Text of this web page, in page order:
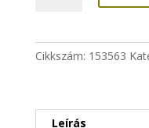
cl-
es
porcelán
bögre
Cikkszám: 153563
Leírás